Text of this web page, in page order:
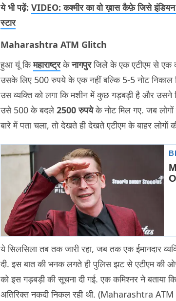
ये भी पढ़ें: VIDEO: कश्मीर का वो ख़ास कैफ़े जिसे
स्टार
Maharashtra ATM Glitch
हुआ यूं किमहाराष्ट्रकेनागपुरजिले के एक एटीएम से एक
उसके लिए 500 रुपये के एक नहीं बल्कि 5-5 नोट निकाल
उस व्यक्ति को लगा कि मशीन में कुछ गड़बड़ी है और उसने
उसे 500 के बदले 2500 रुपयेके नोट मिल गए. जब
बारे में पता चला, तो देखते ही देखते एटीएम के बाहर लोगों
ये सिलसिला तब तक जारी रहा, जब तक एक ईमानदार
दी. इस बात की भनक लगते ही पुलिस झट से एटीएम की
को इस गड़बड़ी की सूचना दी गई. एक कमिश्नर ने बताया
अतिरिक्त नकदी निकल रही थी. (Maharashtra